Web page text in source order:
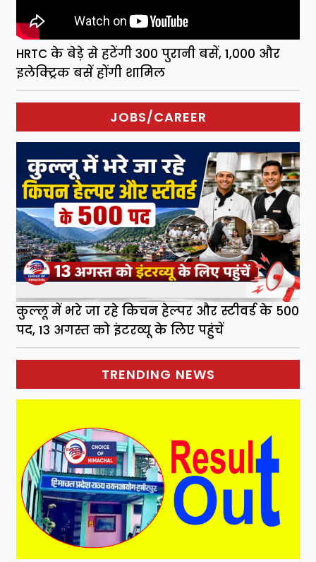
HRTC के बेड़े से हटेंगी 300 पुरानी बसें, 1,000 और
इलेक्ट्रिक बसें होंगी शामिल
JOBS/CAREER
कुल्लू में भरे जा रहे किचन हेल्पर और स्टीवर्ड के 500
पद, 13 अगस्त को इंटरव्यू के लिए पहुंचें
TRENDING NEWS